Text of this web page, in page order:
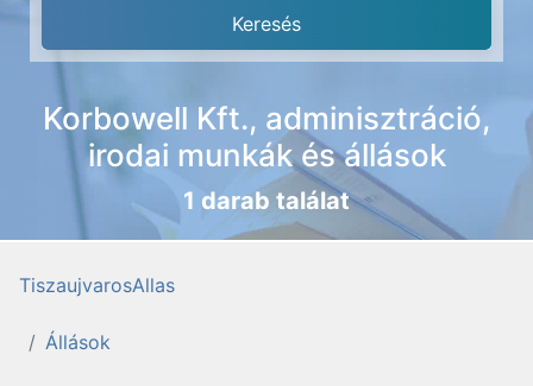
Korbowell Kft., adminisztráció,
irodai munkák és állások
1 darab találat
TiszaujvarosAllas
Állások